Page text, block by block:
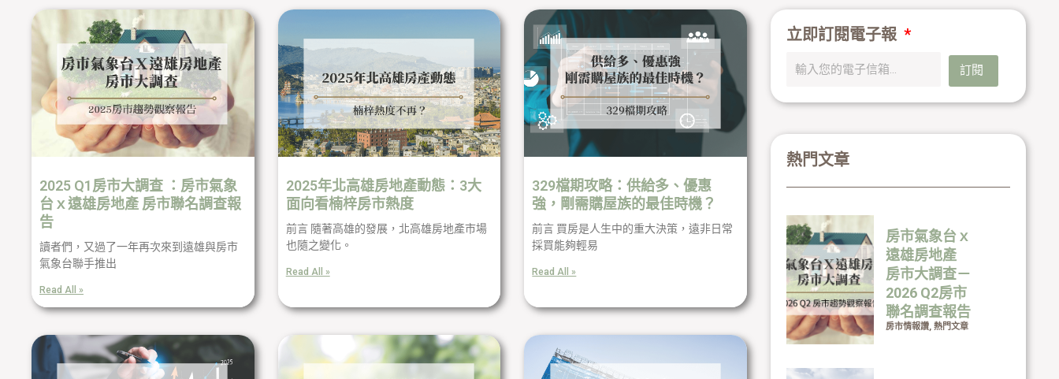
2025 Q1房市大調查 ：房市氣象
台ｘ遠雄房地產 房市聯名調查報
告
讀者們，又過了一年再次來到遠雄與房市
氣象台聯手推出
Read All »
2025年北高雄房地產動態：3大
面向看楠梓房市熱度
前言 隨著高雄的發展，北高雄房地產市場
也隨之變化。
Read All »
329檔期攻略：供給多、優惠
強，剛需購屋族的最佳時機？
前言 買房是人生中的重大決策，遠非日常
採買能夠輕易
Read All »
面 面 面
面
立即訂閱電子報
訂閱
熱門文章
房市氣象台ｘ
遠雄房地產
房市大調查－
2026 Q2房市
聯名調查報告
房市情報讚 ,熱門文章